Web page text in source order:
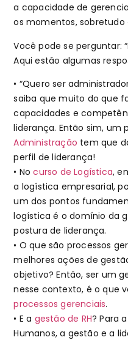
a capacidade de
os momentos, sobretudo
Você pode se perguntar:
Aqui estão algumas
• “Quero ser
saiba que muito do que
capacidades e
liderança. Então sim, um
Administração tem que
perfil de liderança!
• Nocurso de Logística,
a logística empresarial,
um dos pontos
logística é o domínio da
postura de liderança.
• O que são processos
melhores ações de
objetivo? Então, ser um
nesse contexto, é o que
processos gerenciais.
• E a gestão de RH? Para
Humanos, a gestão e a